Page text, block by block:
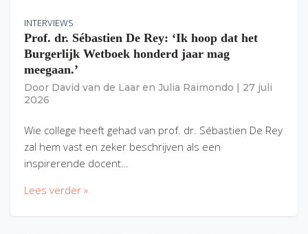
INTERVIEWS
Prof. dr. Sébastien De Rey: ‘Ik hoop dat het
Burgerlijk Wetboek honderd jaar mag
meegaan.’
Door David van de Laar en Julia Raimondo
27 juli
2026
Wie college heeft gehad van prof. dr. Sébastien De Rey
zal hem vast en zeker beschrijven als een
inspirerende docent…
Lees verder »